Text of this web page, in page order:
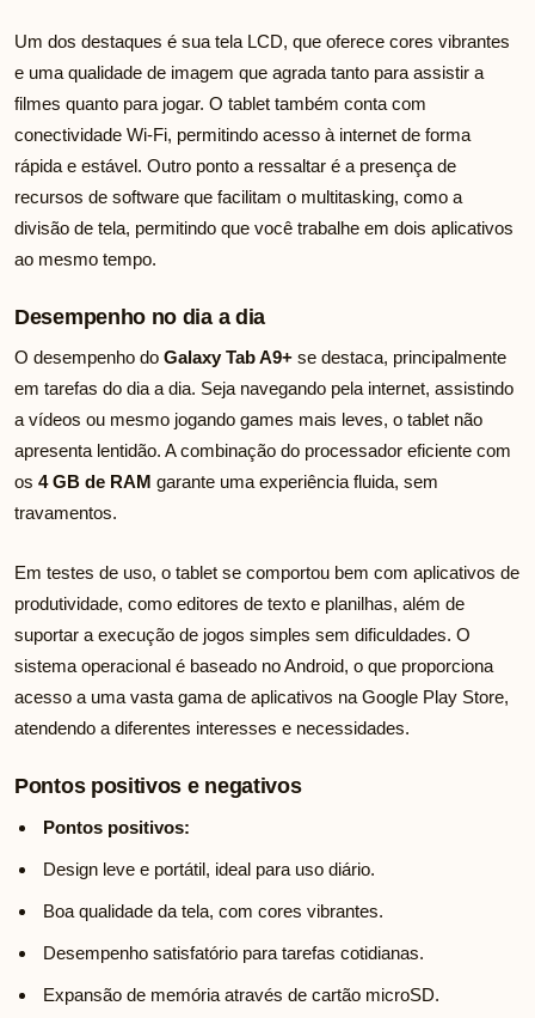
Um dos destaques é sua tela LCD, que oferece cores vibrantes
e uma qualidade de imagem que agrada tanto para assistir a
filmes quanto para jogar. O tablet também conta com
conectividade Wi-Fi, permitindo acesso à internet de forma
rápida e estável. Outro ponto a ressaltar é a presença de
recursos de software que facilitam o multitasking, como a
divisão de tela, permitindo que você trabalhe em dois aplicativos
ao mesmo tempo.
Desempenho no dia a dia
O desempenho do Galaxy Tab A9+ se destaca, principalmente
em tarefas do dia a dia. Seja navegando pela internet, assistindo
a vídeos ou mesmo jogando games mais leves, o tablet não
apresenta lentidão. A combinação do processador eficiente com
os 4 GB de RAM garante uma experiência fluida, sem
travamentos.
Em testes de uso, o tablet se comportou bem com aplicativos de
produtividade, como editores de texto e planilhas, além de
suportar a execução de jogos simples sem dificuldades. O
sistema operacional é baseado no Android, o que proporciona
acesso a uma vasta gama de aplicativos na Google Play Store,
atendendo a diferentes interesses e necessidades.
Pontos positivos e negativos
Pontos positivos:
Design leve e portátil, ideal para uso diário.
Boa qualidade da tela, com cores vibrantes.
Desempenho satisfatório para tarefas cotidianas.
Expansão de memória através de cartão microSD.